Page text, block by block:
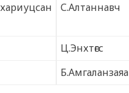
хариуцсан
С.Алтаннавч
Ц.Энхтөгс
Б.Амгаланзаяа